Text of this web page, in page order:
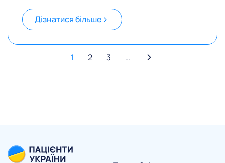
Дізнатися більше
1 2 3 …